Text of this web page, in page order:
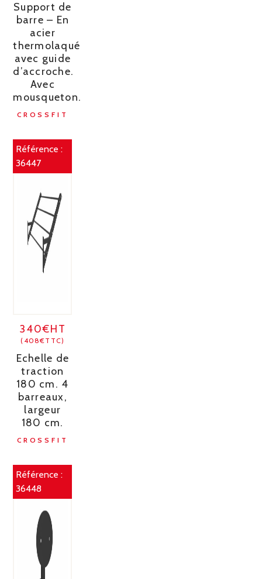
Support de
barre – En
acier
thermolaqué
avec guide
d’accroche.
Avec
mousqueton.
CROSSFIT
Référence :
36447
340€HT
(408€TTC)
Echelle de
traction
180 cm. 4
barreaux,
largeur
180 cm.
CROSSFIT
Référence :
36448